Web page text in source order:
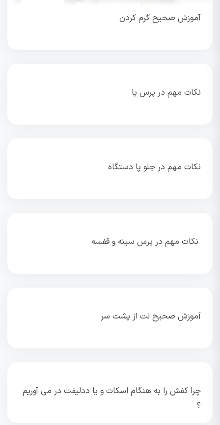
آموزش صحیح گرم کردن
نکات مهم در پرس پا
نکات مهم در جلو پا دستگاه
نکات مهم در پرس سینه و قفسه
آموزش صحیح لت از پشت سر
چرا کفش را به هنگام اسکات و یا ددلیفت در می آوریم
؟